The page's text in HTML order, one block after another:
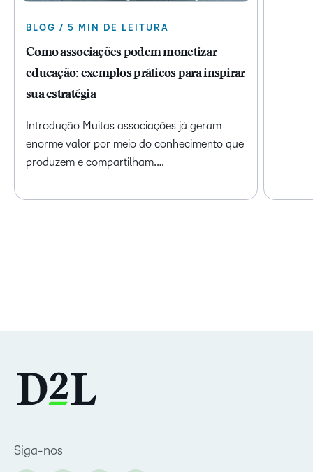
BLOG / 5 MIN DE LEITURA
Como associações podem monetizar
educação: exemplos práticos para inspirar
sua estratégia
Introdução Muitas associações já geram
enorme valor por meio do conhecimento que
produzem e compartilham.…
Siga-nos